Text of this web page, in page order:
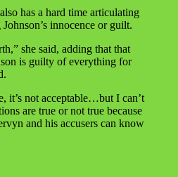
has a hard time articulating
innocence or guilt.
she said, adding that that
is guilty of everything for
it’s not acceptable…but I can’t
are true or not true because
and his accusers can know